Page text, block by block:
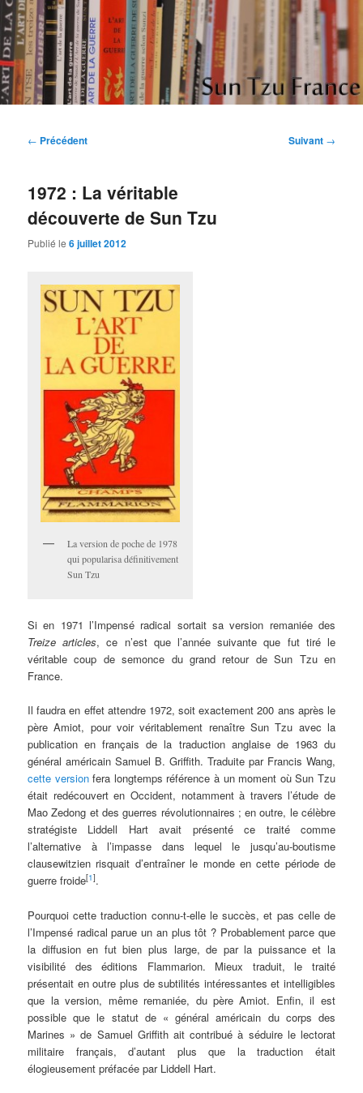
Aller
au
contenu
principalSun Tzu France
Etudes et réflexions sur "L'art de la guerre" de Sun Tzu
Navigation
← Précédent Suivant →
1972 : La véritable
découverte de Sun Tzu
Publié le6 juillet 2012
La version de poche de 1978
qui popularisa définitivement
Sun Tzu
Si en 1971 l’Impensé radical sortait sa version remaniée des
Treize articles, ce n’est que l’année suivante que fut tiré le
véritable coup de semonce du grand retour de Sun Tzu en
France.
Il faudra en effet attendre 1972, soit exactement 200 ans après le
père Amiot, pour voir véritablement renaître Sun Tzu avec la
publication en français de la traduction anglaise de 1963 du
général américain Samuel B. Griffith. Traduite par Francis Wang,
cette versionfera longtemps référence à un moment où Sun Tzu
était redécouvert en Occident, notamment à travers l’étude de
Mao Zedong et des guerres révolutionnaires ; en outre, le célèbre
stratégiste Liddell Hart avait présenté ce traité comme
l’alternative à l’impasse dans lequel le jusqu’au-boutisme
clausewitzien risquait d’entraîner le monde en cette période de
guerre froide[1].
Pourquoi cette traduction connu-t-elle le succès, et pas celle de
l’Impensé radical parue un an plus tôt ? Probablement parce que
la diffusion en fut bien plus large, de par la puissance et la
visibilité des éditions Flammarion. Mieux traduit, le traité
présentait en outre plus de subtilités intéressantes et intelligibles
que la version, même remaniée, du père Amiot. Enfin, il est
possible que le statut de « général américain du corps des
Marines » de Samuel Griffith ait contribué à séduire le lectorat
militaire français, d’autant plus que la traduction était
élogieusement préfacée par Liddell Hart.